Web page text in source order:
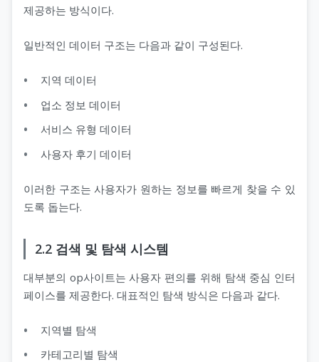
제공하는 방식이다.
일반적인 데이터 구조는 다음과 같이 구성된다.
지역 데이터
업소 정보 데이터
서비스 유형 데이터
사용자 후기 데이터
이러한 구조는 사용자가 원하는 정보를 빠르게 찾을 수 있
도록 돕는다.
2.2 검색 및 탐색 시스템
대부분의 op사이트는 사용자 편의를 위해 탐색 중심 인터
페이스를 제공한다. 대표적인 탐색 방식은 다음과 같다.
지역별 탐색
카테고리별 탐색